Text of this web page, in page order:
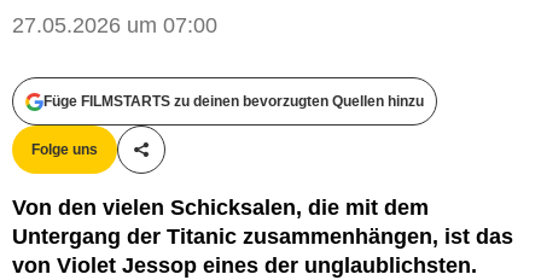
27.05.2026 um 07:00
Füge FILMSTARTS zu deinen bevorzugten Quellen hinzu
Folge uns
Teile diesen Artikel
Von den vielen Schicksalen, die mit dem
Untergang der Titanic zusammenhängen, ist das
von Violet Jessop eines der unglaublichsten.